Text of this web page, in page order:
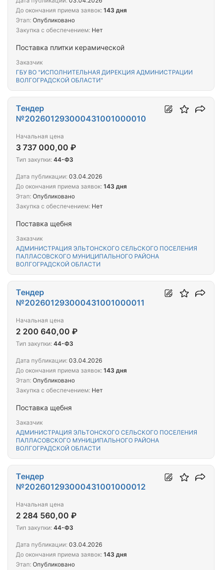
Поставка плитки керамической
Заказчик
ГБУ ВО "ИСПОЛНИТЕЛЬНАЯ ДИРЕКЦИЯ АДМИНИСТРАЦИИ
ВОЛГОГРАДСКОЙ ОБЛАСТИ"
До окончания приема заявок: 143 дня
Этап: Опубликовано
Закупка с обеспечением: Нет
Поставка щебня
Заказчик
АДМИНИСТРАЦИЯ ЭЛЬТОНСКОГО СЕЛЬСКОГО ПОСЕЛЕНИЯ
ПАЛЛАСОВСКОГО МУНИЦИПАЛЬНОГО РАЙОНА
ВОЛГОГРАДСКОЙ ОБЛАСТИ
Тендер
№202601293000431001000010
Начальная цена
3 737 000,00 ₽
Тип закупки: 44-ФЗ
Дата публикации: 03.04.2026
До окончания приема заявок: 143 дня
Этап: Опубликовано
Закупка с обеспечением: Нет
Поставка щебня
Заказчик
АДМИНИСТРАЦИЯ ЭЛЬТОНСКОГО СЕЛЬСКОГО ПОСЕЛЕНИЯ
ПАЛЛАСОВСКОГО МУНИЦИПАЛЬНОГО РАЙОНА
ВОЛГОГРАДСКОЙ ОБЛАСТИ
Тендер
№202601293000431001000011
Начальная цена
2 200 640,00 ₽
Тип закупки: 44-ФЗ
Дата публикации: 03.04.2026
До окончания приема заявок: 143 дня
Этап: Опубликовано
Закупка с обеспечением: Нет
Тендер
№202601293000431001000012
Начальная цена
2 284 560,00 ₽
Тип закупки: 44-ФЗ
Дата публикации: 03.04.2026
До окончания приема заявок: 143 дня
Этап: Опубликовано